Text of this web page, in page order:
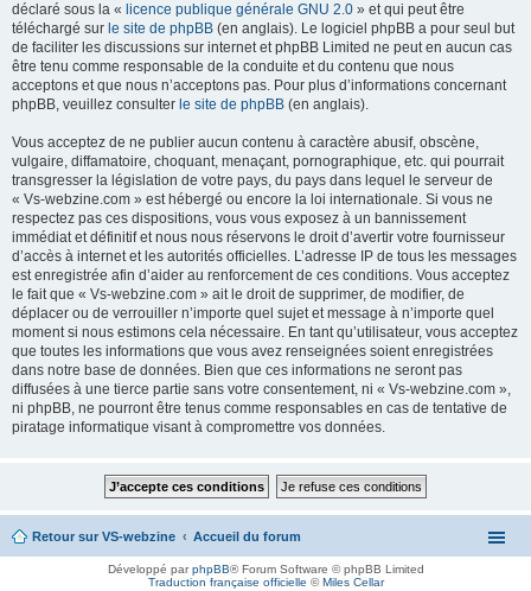
déclaré sous la « licence publique générale GNU 2.0 » et qui peut être
téléchargé sur le site de phpBB (en anglais). Le logiciel phpBB a pour seul but
de faciliter les discussions sur internet et phpBB Limited ne peut en aucun cas
être tenu comme responsable de la conduite et du contenu que nous
acceptons et que nous n’acceptons pas. Pour plus d’informations concernant
phpBB, veuillez consulter le site de phpBB (en anglais).
Vous acceptez de ne publier aucun contenu à caractère abusif, obscène,
vulgaire, diffamatoire, choquant, menaçant, pornographique, etc. qui pourrait
transgresser la législation de votre pays, du pays dans lequel le serveur de
« Vs-webzine.com » est hébergé ou encore la loi internationale. Si vous ne
respectez pas ces dispositions, vous vous exposez à un bannissement
immédiat et définitif et nous nous réservons le droit d’avertir votre fournisseur
d’accès à internet et les autorités officielles. L’adresse IP de tous les messages
est enregistrée afin d’aider au renforcement de ces conditions. Vous acceptez
le fait que « Vs-webzine.com » ait le droit de supprimer, de modifier, de
déplacer ou de verrouiller n’importe quel sujet et message à n’importe quel
moment si nous estimons cela nécessaire. En tant qu’utilisateur, vous acceptez
que toutes les informations que vous avez renseignées soient enregistrées
dans notre base de données. Bien que ces informations ne seront pas
diffusées à une tierce partie sans votre consentement, ni « Vs-webzine.com »,
ni phpBB, ne pourront être tenus comme responsables en cas de tentative de
piratage informatique visant à compromettre vos données.
Retour sur VS-webzine Accueil du forum
Développé parphpBB® Forum Software © phpBB Limited
Traduction française officielle ©Miles Cellar